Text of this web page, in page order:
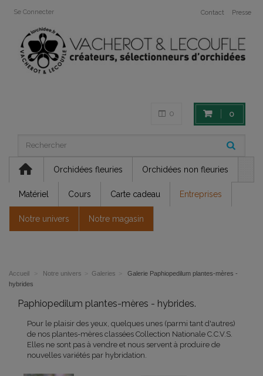
Contact Presse
Se Connecter
0
0
Orchidées fleuries Orchidées non fleuries
Matériel Cours Carte cadeau Entreprises
Notre univers Notre magasin
Accueil Notre univers Galeries
Galerie Paphiopedilum plantes-mères -
hybrides
Paphiopedilum plantes-mères - hybrides.
Pour le plaisir des yeux, quelques unes (parmi tant d'autres)
de nos plantes-mères classées Collection Nationale C.C.V.S.
Elles ne sont pas à vendre et nous servent à produire de
nouvelles variétés par hybridation.